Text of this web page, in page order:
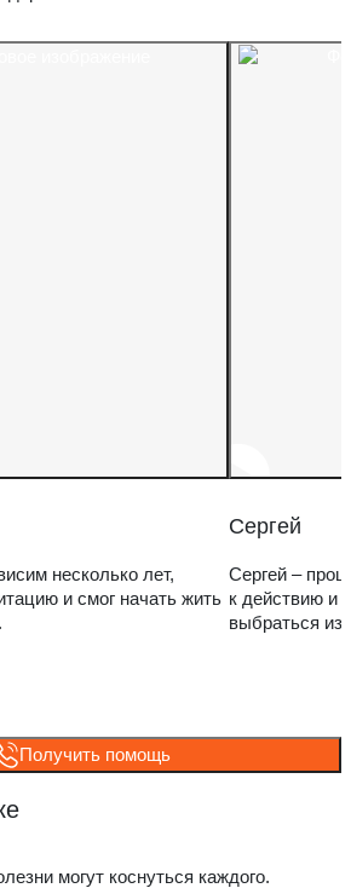
несколько лет,
и смог начать жить
Сергей
Сергей –
к действию и
выбраться из
Получить помощь
могут коснуться каждого.